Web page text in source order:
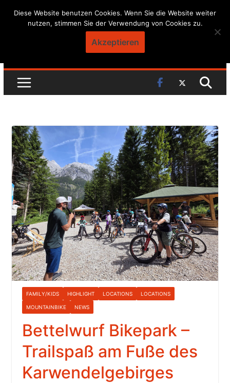
Skip
FAMILY/KIDS HIGHLIGHT LOCATIONS LOCATIONS
MOUNTAINBIKE NEWS
Bettelwurf Bikepark –
Trailspaß am Fuße des
Karwendelgebirges
Diese Website benutzen Cookies. Wenn Sie die Website weiter
nutzen, stimmen Sie der Verwendung von Cookies zu.
Akzeptieren